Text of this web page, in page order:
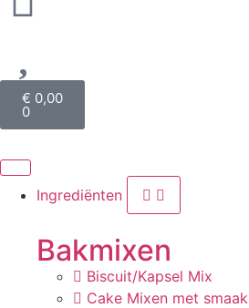
€ 0,00
0
Ingrediënten
Bakmixen
Biscuit/Kapsel Mix
Cake Mixen met smaak